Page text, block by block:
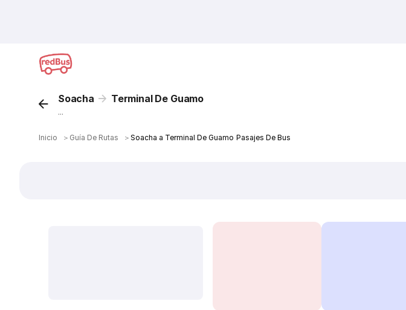
Soacha Terminal De Guamo
...
Inicio ＞ Guía De Rutas ＞ Soacha a Terminal De Guamo Pasajes De Bus